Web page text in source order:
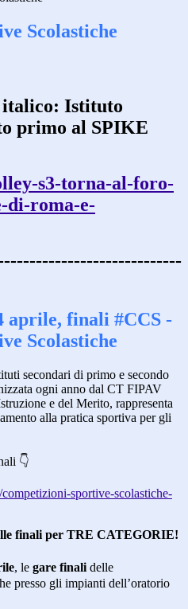
Scolastiche
Istituto
primo al SPIKE
s3-torna-al-foro-
di-roma-e-
aprile, finali #CCS -
Scolastiche
secondari di primo e secondo
ogni anno dal CT FIPAV
e del Merito, rappresenta
alla pratica sportiva per gli
👇
sportive-scolastiche-
finali per TRE CATEGORIE!
, le gare finali delle
presso gli impianti dell’oratorio